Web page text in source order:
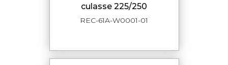
culasse 225/250
REC-61A-W0001-01